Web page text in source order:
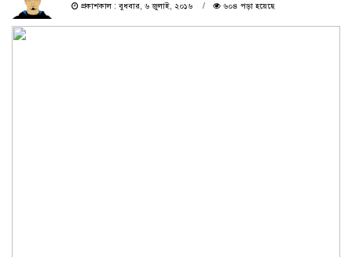
প্রকাশকাল : বুধবার, ৬ জুলাই, ২০১৬
৬০৪ পড়া হয়েছে